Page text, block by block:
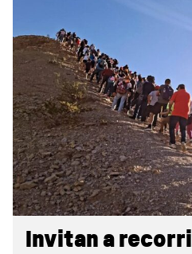
Invitan a
Sidebar